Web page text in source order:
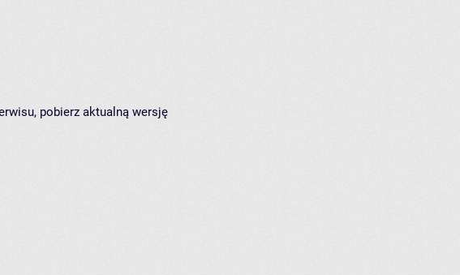
pobierz aktualną wersję